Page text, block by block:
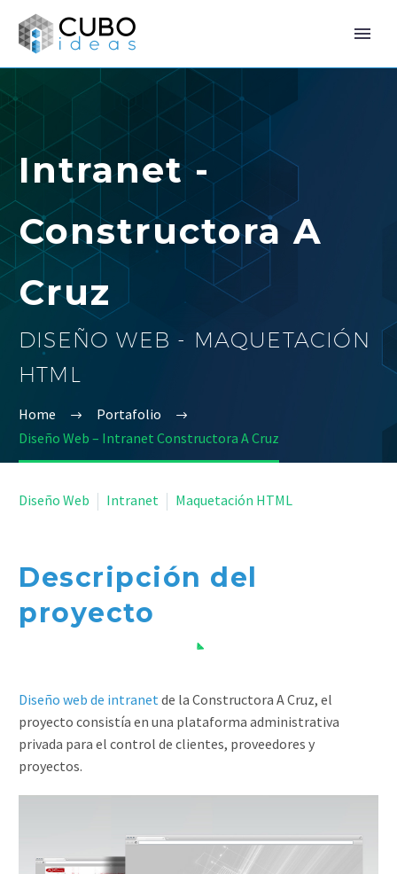
Intranet -
Constructora A
Cruz
DISEÑO WEB - MAQUETACIÓN
HTML
Home
Portafolio
Diseño Web – Intranet Constructora A Cruz
Diseño Web Intranet Maquetación HTML
Descripción del
proyecto
Diseño web de intranetde la Constructora A Cruz, el
proyecto consistía en una plataforma administrativa
privada para el control de clientes, proveedores y
proyectos.